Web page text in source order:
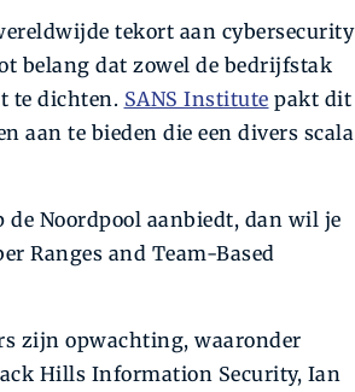
tekort aan cybersecurity
belang dat zowel de bedrijfstak
te dichten. SANS Institute pakt dit
aan te bieden die een divers scala
Noordpool aanbiedt, dan wil je
Ranges and Team-Based
zijn opwachting, waaronder
Hills Information Security, Ian